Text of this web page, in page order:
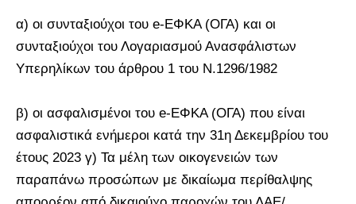
α) οι συνταξιούχοι του e-ΕΦΚΑ (ΟΓΑ) και οι
συνταξιούχοι του Λογαριασμού Ανασφάλιστων
Υπερηλίκων του άρθρου 1 του Ν.1296/1982
β) οι ασφαλισμένοι του e-ΕΦΚΑ (ΟΓΑ) που είναι
ασφαλιστικά ενήμεροι κατά την 31η Δεκεμβρίου του
έτους 2023 γ) Τα μέλη των οικογενειών των
παραπάνω προσώπων με δικαίωμα περίθαλψης